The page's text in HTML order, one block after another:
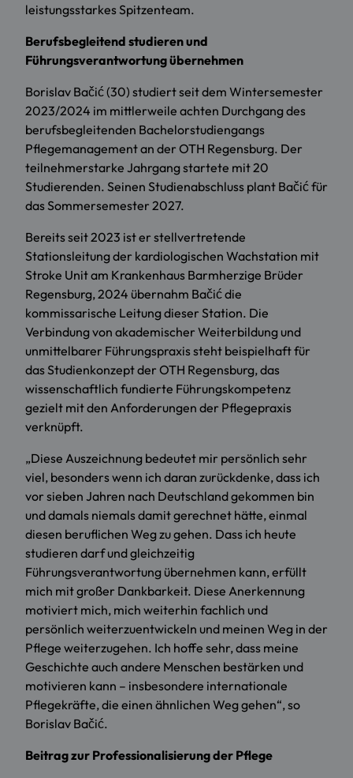
leistungsstarkes Spitzenteam.
Berufsbegleitend studieren und
Führungsverantwortung übernehmen
Borislav Bačić (30) studiert seit dem Wintersemester
2023/2024 im mittlerweile achten Durchgang des
berufsbegleitenden Bachelorstudiengangs
Pflegemanagement an der OTH Regensburg. Der
teilnehmerstarke Jahrgang startete mit 20
Studierenden. Seinen Studienabschluss plant Bačić für
das Sommersemester 2027.
Bereits seit 2023 ist er stellvertretende
Stationsleitung der kardiologischen Wachstation mit
Stroke Unit am Krankenhaus Barmherzige Brüder
Regensburg, 2024 übernahm Bačić die
kommissarische Leitung dieser Station. Die
Verbindung von akademischer Weiterbildung und
unmittelbarer Führungspraxis steht beispielhaft für
das Studienkonzept der OTH Regensburg, das
wissenschaftlich fundierte Führungskompetenz
gezielt mit den Anforderungen der Pflegepraxis
verknüpft.
„Diese Auszeichnung bedeutet mir persönlich sehr
viel, besonders wenn ich daran zurückdenke, dass ich
vor sieben Jahren nach Deutschland gekommen bin
und damals niemals damit gerechnet hätte, einmal
diesen beruflichen Weg zu gehen. Dass ich heute
studieren darf und gleichzeitig
Führungsverantwortung übernehmen kann, erfüllt
mich mit großer Dankbarkeit. Diese Anerkennung
motiviert mich, mich weiterhin fachlich und
persönlich weiterzuentwickeln und meinen Weg in der
Pflege weiterzugehen. Ich hoffe sehr, dass meine
Geschichte auch andere Menschen bestärken und
motivieren kann – insbesondere internationale
Pflegekräfte, die einen ähnlichen Weg gehen“, so
Borislav Bačić.
Beitrag zur Professionalisierung der Pflege